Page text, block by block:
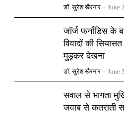
डॉ. सुरेश खैरनार - June
जॉर्ज फर्नांडिस के
विवादों की
मुड़कर देखना
डॉ. सुरेश खैरनार - June
सवाल से भागता
जवाब से कतराती